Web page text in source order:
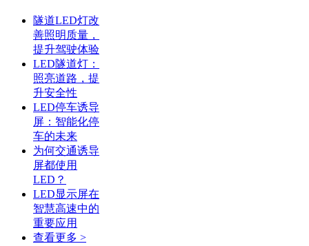
隧道LED灯改
善照明质量，
提升驾驶体验
LED隧道灯：
照亮道路，提
升安全性
LED停车诱导
屏：智能化停
车的未来
为何交通诱导
屏都使用
LED？
LED显示屏在
智慧高速中的
重要应用
查看更多 >